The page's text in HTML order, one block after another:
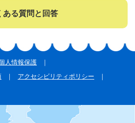
ある質問と回答
人情報保護
アクセシビリティポリシー